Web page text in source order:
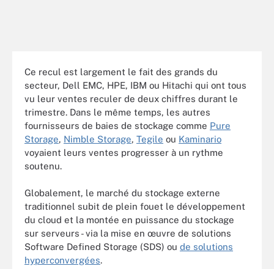
Ce recul est largement le fait des grands du
secteur, Dell EMC, HPE, IBM ou Hitachi qui ont tous
vu leur ventes reculer de deux chiffres durant le
trimestre. Dans le même temps, les autres
fournisseurs de baies de stockage comme Pure
Storage, Nimble Storage, Tegile ou Kaminario
voyaient leurs ventes progresser à un rythme
soutenu.
Globalement, le marché du stockage externe
traditionnel subit de plein fouet le développement
du cloud et la montée en puissance du stockage
sur serveurs - via la mise en œuvre de solutions
Software Defined Storage (SDS) ou de solutions
hyperconvergées.